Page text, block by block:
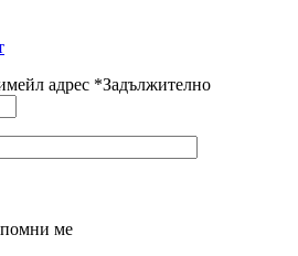
адрес *Задължително
ме